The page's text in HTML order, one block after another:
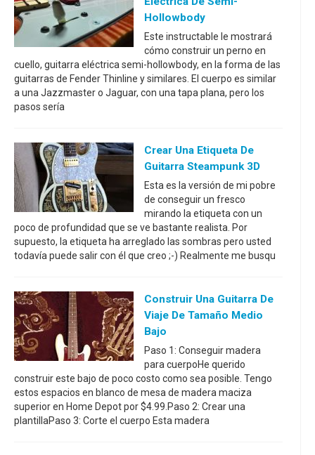
Hollowbody
Este instructable le mostrará
cómo construir un perno en
cuello, guitarra eléctrica semi-hollowbody, en la forma de las
guitarras de Fender Thinline y similares. El cuerpo es similar
a una Jazzmaster o Jaguar, con una tapa plana, pero los
pasos sería
Crear Una Etiqueta De
Guitarra Steampunk 3D
Esta es la versión de mi pobre
de conseguir un fresco
mirando la etiqueta con un
poco de profundidad que se ve bastante realista. Por
supuesto, la etiqueta ha arreglado las sombras pero usted
todavía puede salir con él que creo ;-) Realmente me busqu
Construir Una Guitarra De
Viaje De Tamaño Medio
Bajo
Paso 1: Conseguir madera
para cuerpoHe querido
construir este bajo de poco costo como sea posible. Tengo
estos espacios en blanco de mesa de madera maciza
superior en Home Depot por $4.99.Paso 2: Crear una
plantillaPaso 3: Corte el cuerpo Esta madera